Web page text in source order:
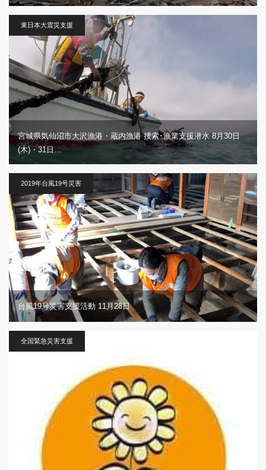
東日本大震災支援
宮城県気仙沼市大沢漁港・蔵内漁港 捜索･漁業支援潜水 8月30日
(木)・31日…
2019年台風19号災害
台風19号災害支援活動 11月28日
全国緊急災害支援